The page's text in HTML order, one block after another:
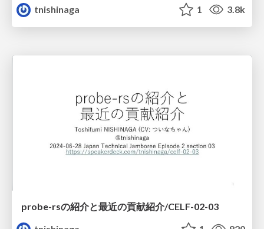
tnishinaga
1 3.8k
probe-rsの紹介と最近の貢献紹介/CELF-02-03